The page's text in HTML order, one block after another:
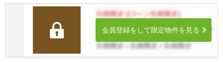
会員登録をして限定物件を見る